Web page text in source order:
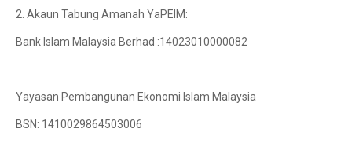
2. Akaun Tabung Amanah YaPEIM:
Bank Islam Malaysia Berhad :14023010000082
Yayasan Pembangunan Ekonomi Islam Malaysia
BSN: 1410029864503006